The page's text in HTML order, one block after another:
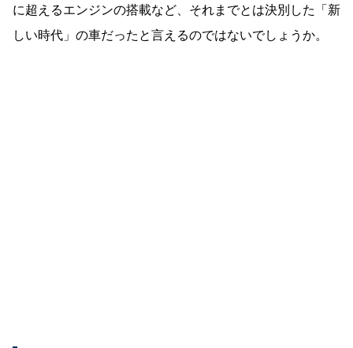
に超えるエンジンの搭載など、それまでとは決別した「新
しい時代」の車だったと言えるのではないでしょうか。